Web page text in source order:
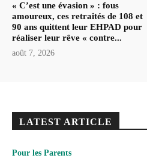
« C’est une évasion » : fous
amoureux, ces retraités de 108 et
90 ans quittent leur EHPAD pour
réaliser leur rêve « contre...
août 7, 2026
LATEST ARTICLE
Pour les Parents